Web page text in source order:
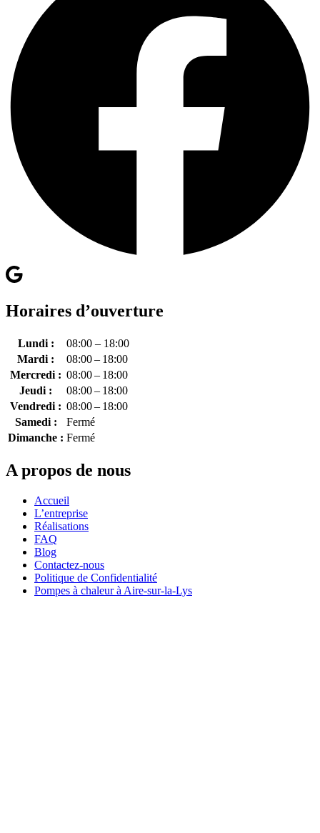
Horaires d’ouverture
Lundi :
08:00 – 18:00
Mardi :
08:00 – 18:00
Mercredi : 08:00 – 18:00
Jeudi :
08:00 – 18:00
Vendredi : 08:00 – 18:00
Samedi :
Fermé
Dimanche : Fermé
A propos de nous
Accueil
L’entreprise
Réalisations
FAQ
Blog
Contactez-nous
Politique de Confidentialité
Pompes à chaleur à Aire-sur-la-Lys